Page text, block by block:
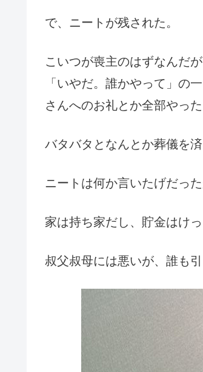
で、ニートが残された。
こいつが喪主のはずなんだが
「いやだ。誰かやって」の
さんへのお礼とか全部やった
バタバタとなんとか葬儀を
ニートは何か言いたげだっ
家は持ち家だし、貯金はけ
叔父叔母には悪いが、誰も